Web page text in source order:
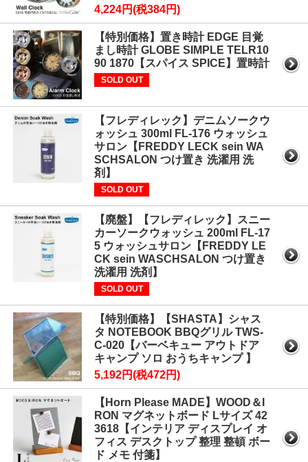
4,224円(税384円)
【特別価格】置き時計 EDGE 目覚
まし時計 GLOBE SIMPLE TELR10
90 1870【スパイス SPICE】置時計
SOLD OUT
【フレディレック】デニムソークウ
ォッシュ 300ml FL-176 ウォッシュ
サロン【FREDDY LECK sein WA
SCHSALON つけ置き 洗濯用 洗
剤】
SOLD OUT
【廃盤】【フレディレック】スニー
カーソークウォッシュ 200ml FL-17
5 ウォッシュサロン【FREDDY LE
CK sein WASCHSALON つけ置き
洗濯用 洗剤】
SOLD OUT
【特別価格】【SHASTA】シャス
タ NOTEBOOK BBQグリル TWS-
C-020【バーベキュー アウトドア
キャンプ ソロ おうちキャンプ 】
5,192円(税472円)
【Horn Please MADE】WOOD＆I
RON マグネットボード Lサイズ 42
3618【インテリア ディスプレイ オ
フィス デスクトップ 整理 整頓 ボー
ド メモ 付箋】